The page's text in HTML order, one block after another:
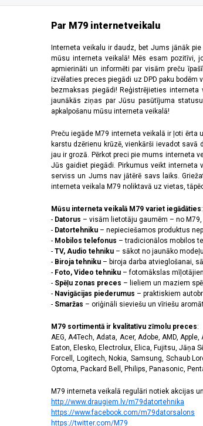
220 x 176 pikseļi (2)
2340 x 1080 pikseļi
(28)
240 x 320 pikseļi (5)
2400 x 1080 pikseļi
(8)
2408 x 1080 pikseļi (5)
2412 x 1080 pikseļi
(6)
2440 x 2240 pikseļi (2)
2448 x 1080 pikseļi (1)
2520 x 1080 pikseļi (4)
2532 x 1170 pikseļi
(11)
2556 x 1179 pikseļi (14)
2608 x 1200 pikseļi (2)
2622 x 1206 pikseļi (3)
2670 x 1200 pikseļi (3)
2712 x 1220 pikseļi (8)
2772 x 1280 pikseļi (1)
2778 x 1284 pikseļi (5)
2780 x 1264 pikseļi
(1)
2796 x 1290 pikseļi
(11)
2800 x 1272 pikseļi (1)
2800 x 1280 pikseļi (2)
2868 x 1320 pikseļi
3120 x 1440 pikseļi (42)
320 x 240 pikseļi (14)
3200 x 1140 pikseļi (1)
720 x 1600 pikseļi
(2)
Skārienjūtīgais
Par M79 internetveikalu
Interneta veikalu ir daudz, bet Jums jānāk
mūsu interneta veikalā! Mēs esam pozitīvi,
apmierināti un informēti par visām preču
izvēlaties preces piegādi uz DPD paku
bezmaksas piegādi! Reģistrējieties
jaunākās ziņas par Jūsu pasūtījuma
apkalpošanu mūsu interneta veikalā!
Preču iegāde M79 interneta veikalā ir ļoti
karstu dzērienu krūzē, vienkārši ievadot
jau ir grozā. Pērkot preci pie mums interneta
Jūs gaidiet piegādi. Pirkumus veikt
serviss un Jums nav jātērē savs laiks.
interneta veikala M79 noliktavā uz vietas,
Mūsu interneta veikalā M79 variet iegādāties:
- Datorus – visām lietotāju gaumēm – no
- Datortehniku – nepieciešamos produktus
- Mobilos telefonus – tradicionālos mobilos
- TV, Audio tehniku – sākot no jaunāko
- Biroja tehniku – biroja darba atvieglošanai,
- Foto, Video tehniku – fotomākslas
- Spēļu zonas preces – lieliem un maziem
- Navigācijas piederumus – praktiskiem
- Smaržas – oriģināli sieviešu un vīriešu
M79 sortimentā ir kvalitatīvu zīmolu preces:
AEG, A4Tech, Adata, Acer, Adobe, AMD,
Eaton, Elesko, Electrolux, Elica, Fujitsu, Jāņa
Forcell, Logitech, Nokia, Samsung, Schaub
Optoma, Packard Bell, Philips, Panasonic,
M79 interneta veikalā regulāri notiek akcijas
http://www.draugiem.lv/m79datortehnika
https://www.facebook.com/m79datorsalons
https://twitter.com/M79